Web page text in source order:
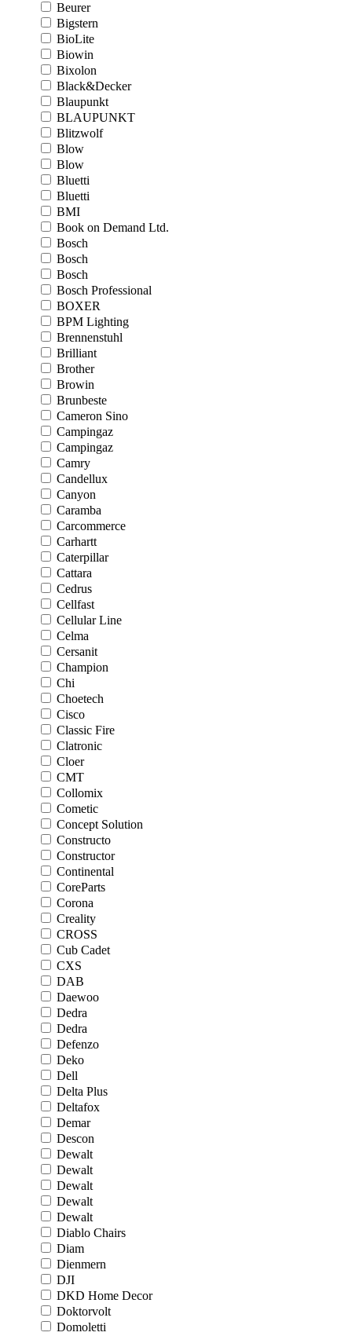
Beurer
Bigstern
BioLite
Biowin
Bixolon
Black&Decker
Blaupunkt
BLAUPUNKT
Blitzwolf
Blow
Blow
Bluetti
Bluetti
BMI
Book on Demand Ltd.
Bosch
Bosch
Bosch
Bosch Professional
BOXER
BPM Lighting
Brennenstuhl
Brilliant
Brother
Browin
Brunbeste
Cameron Sino
Campingaz
Campingaz
Camry
Candellux
Canyon
Caramba
Carcommerce
Carhartt
Caterpillar
Cattara
Cedrus
Cellfast
Cellular Line
Celma
Cersanit
Champion
Chi
Choetech
Cisco
Classic Fire
Clatronic
Cloer
CMT
Collomix
Cometic
Concept Solution
Constructo
Constructor
Continental
CoreParts
Corona
Creality
CROSS
Cub Cadet
CXS
DAB
Daewoo
Dedra
Dedra
Defenzo
Deko
Dell
Delta Plus
Deltafox
Demar
Descon
Dewalt
Dewalt
Dewalt
Dewalt
Dewalt
Diablo Chairs
Diam
Dienmern
DJI
DKD Home Decor
Doktorvolt
Domoletti